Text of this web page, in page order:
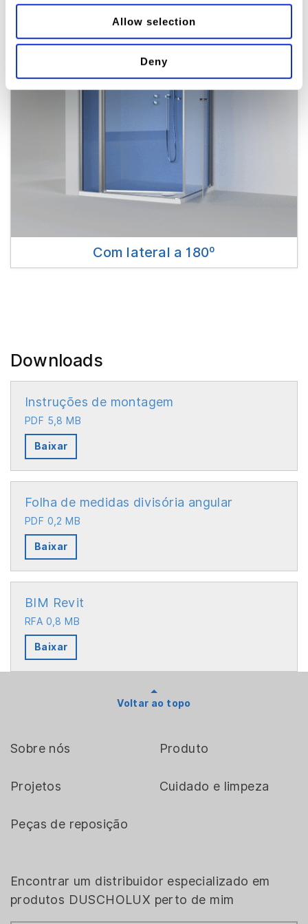
Allow selection
Deny
Com lateral a 180º
Downloads
Instruções de montagem
PDF 5,8 MB
Baixar
Folha de medidas divisória angular
PDF 0,2 MB
Baixar
BIM Revit
RFA 0,8 MB
Baixar
Voltar ao topo
Sobre nós Produto
Projetos Cuidado e limpeza
Peças de reposição
Encontrar um distribuidor especializado em
produtos DUSCHOLUX perto de mim